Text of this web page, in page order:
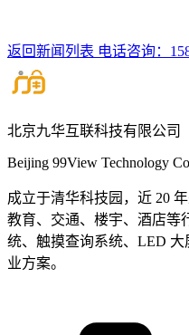
返回新闻列表 电话咨询：
北京九华互联科技有限公司
Beijing 99View Technology
成立于清华科技园，近 20
教育、交通、楼宇、酒店等
统、触摸查询系统、LED
业方案。